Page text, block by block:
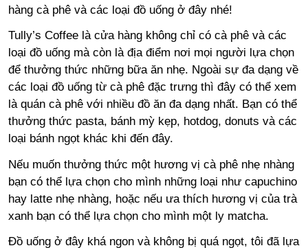
hàng cà phê và các loại đồ uống ở đây nhé!
Tully’s Coffee là cửa hàng không chỉ có cà phê và các
loại đồ uống mà còn là địa điểm nơi mọi người lựa chọn
để thưởng thức những bữa ăn nhẹ. Ngoài sự đa dạng về
các loại đồ uống từ cà phê đặc trưng thì đây có thể xem
là quán cà phê với nhiều đồ ăn đa dạng nhất. Bạn có thể
thưởng thức pasta, bánh mỳ kẹp, hotdog, donuts và các
loại bánh ngọt khác khi đến đây.
Nếu muốn thưởng thức một hương vị cà phê nhẹ nhàng
bạn có thể lựa chọn cho mình những loại như capuchino
hay latte nhẹ nhàng, hoặc nếu ưa thích hương vị của trà
xanh bạn có thể lựa chọn cho mình một ly matcha.
Đồ uống ở đây khá ngon và không bị quá ngọt, tôi đã lựa